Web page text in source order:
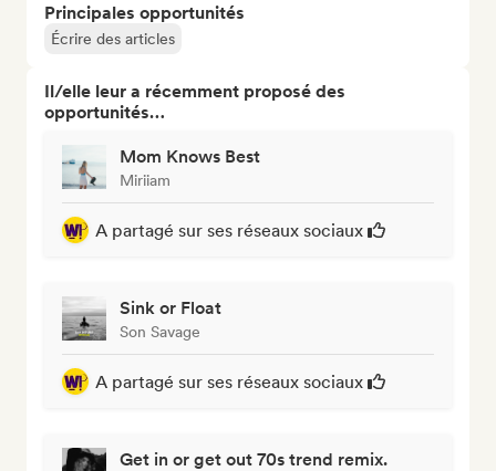
Principales opportunités
Écrire des articles
Il/elle leur a récemment proposé des
opportunités…
Mom Knows Best
Miriiam
A partagé sur ses réseaux sociaux
Sink or Float
Son Savage
A partagé sur ses réseaux sociaux
Get in or get out 70s trend remix.